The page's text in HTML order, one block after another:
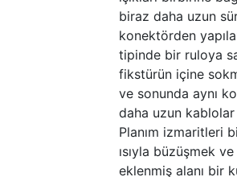
biraz daha uzun
konektörden
tipinde bir ruloya
fikstürün içine
ve sonunda aynı
daha uzun kablolar
Planım izmaritleri
ısıyla büzüşmek
eklenmiş alanı bir